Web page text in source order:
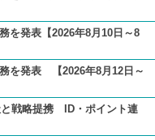
を発表【2026年8月10日～8
を発表 【2026年8月12日～
と戦略提携 ID・ポイント連